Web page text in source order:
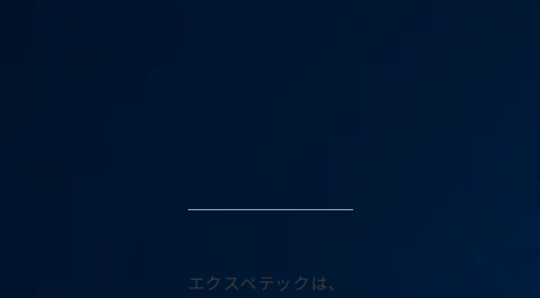
エクスペテックは、